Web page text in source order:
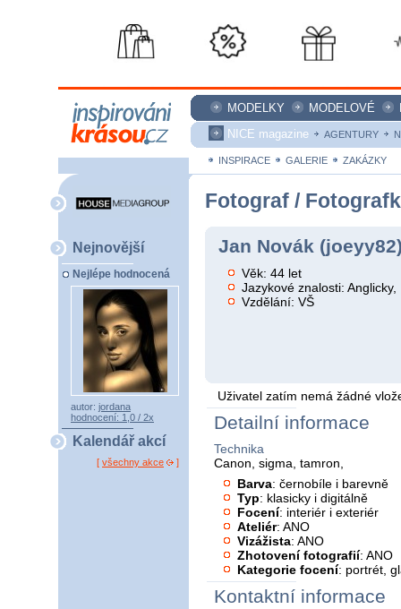
MODELKY MODELOVÉ
NICE magazine
AGENTURY
INSPIRACE GALERIE ZAKÁZKY
Nejnovější
Nejlépe hodnocená
autor: jordana
hodnocení: 1,0 / 2x
Kalendář akcí
[ všechny akce ]
Fotograf /
Jan Novák
Věk: 44 let
Jazykové znalosti: Anglicky,
Vzdělání: VŠ
Uživatel zatím nemá žádné
Detailní informace
Technika
Canon, sigma, tamron,
Barva: černobíle i barevně
Typ: klasicky i digitálně
Focení: interiér i exteriér
Ateliér: ANO
Vizážista: ANO
Zhotovení fotografií: ANO
Kategorie focení: portrét,
Kontaktní informace